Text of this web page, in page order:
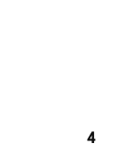
4